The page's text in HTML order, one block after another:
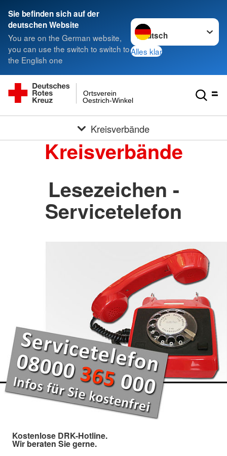
Sie befinden sich auf der
deutschen Website
You are on the German website,
you can use the switch to switch to
the English one
Sprache wechseln zu
Alles klar
Oestrich-Winkel
Ortsverein
Kreisverbände
Kreisverbände
Lesezeichen -
Servicetelefon
Kostenlose DRK-Hotline.
Wir beraten Sie gerne.